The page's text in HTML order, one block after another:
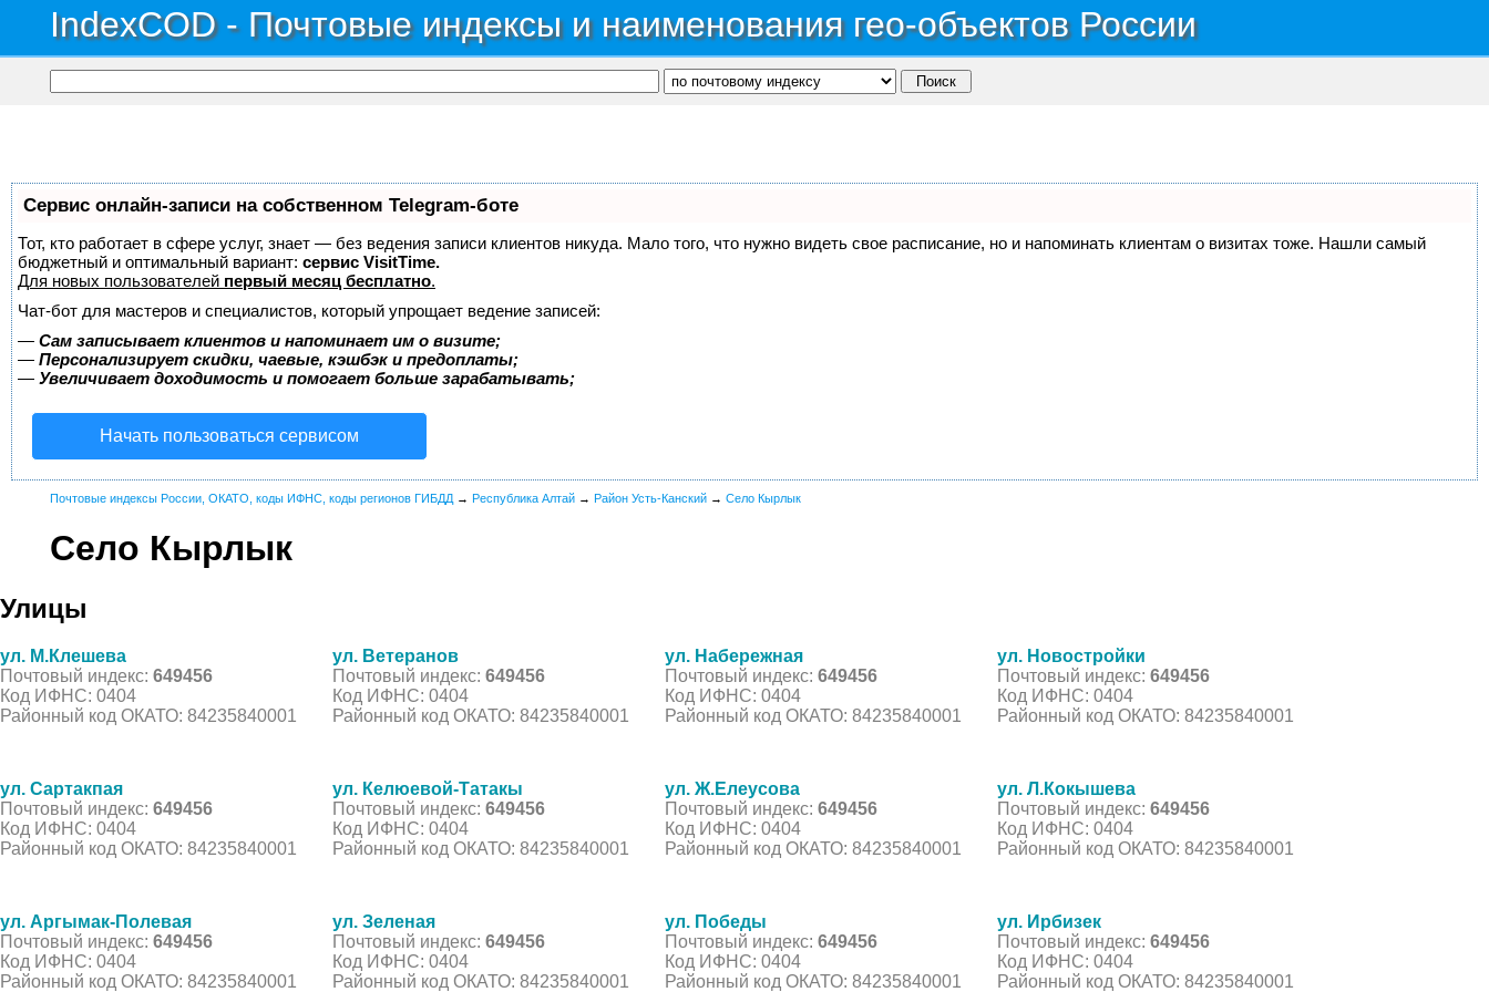
IndexCOD - Почтовые индексы и наименования гео-объектов России
Сервис онлайн-записи на собственном Telegram-боте
Тот, кто работает в сфере услуг, знает — без ведения записи клиентов никуда. Мало того, что нужно видеть свое расписание, но и напоминать клиентам о визитах тоже. Нашли самый
бюджетный и оптимальный вариант: сервис VisitTime.
Для новых пользователей первый месяц бесплатно.
Чат-бот для мастеров и специалистов, который упрощает ведение записей:
— Сам записывает клиентов и напоминает им о визите;
— Персонализирует скидки, чаевые, кэшбэк и предоплаты;
— Увеличивает доходимость и помогает больше зарабатывать;
Начать пользоваться сервисом
Почтовые индексы России, ОКАТО, коды ИФНС, коды регионов ГИБДД → Республика Алтай → Район Усть-Канский → Село Кырлык
Село Кырлык
Улицы
ул. М.Клешева
Почтовый индекс: 649456
Код ИФНС: 0404
Районный код ОКАТО: 84235840001
ул. Ветеранов
Почтовый индекс: 649456
Код ИФНС: 0404
Районный код ОКАТО: 84235840001
ул. Набережная
Почтовый индекс: 649456
Код ИФНС: 0404
Районный код ОКАТО: 84235840001
ул. Новостройки
Почтовый индекс: 649456
Код ИФНС: 0404
Районный код ОКАТО: 84235840001
ул. Сартакпая
Почтовый индекс: 649456
Код ИФНС: 0404
Районный код ОКАТО: 84235840001
ул. Келюевой-Татакы
Почтовый индекс: 649456
Код ИФНС: 0404
Районный код ОКАТО: 84235840001
ул. Ж.Елеусова
Почтовый индекс: 649456
Код ИФНС: 0404
Районный код ОКАТО: 84235840001
ул. Л.Кокышева
Почтовый индекс: 649456
Код ИФНС: 0404
Районный код ОКАТО: 84235840001
ул. Аргымак-Полевая
Почтовый индекс: 649456
Код ИФНС: 0404
Районный код ОКАТО: 84235840001
ул. Зеленая
Почтовый индекс: 649456
Код ИФНС: 0404
Районный код ОКАТО: 84235840001
ул. Победы
Почтовый индекс: 649456
Код ИФНС: 0404
Районный код ОКАТО: 84235840001
ул. Ирбизек
Почтовый индекс: 649456
Код ИФНС: 0404
Районный код ОКАТО: 84235840001